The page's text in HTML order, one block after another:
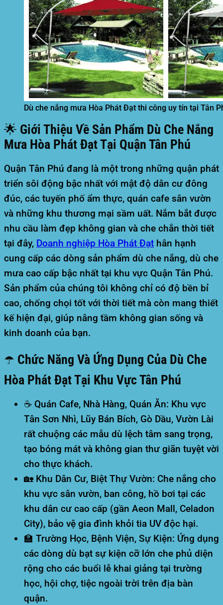
Dù che nắng mưa Hòa Phát Đạt thi công uy tín tại Tân
🌟 Giới Thiệu Về Sản Phẩm Dù Che Nắng
Mưa Hòa Phát Đạt Tại Quận Tân Phú
Quận Tân Phú đang là một trong những quận phát
triển sôi động bậc nhất với mật độ dân cư đông
đúc, các tuyến phố ẩm thực, quán cafe sân vườn
và những khu thương mại sầm uất. Nắm bắt được
nhu cầu làm đẹp không gian và che chắn thời tiết
tại đây, Doanh nghiệp Hòa Phát Đạt hân hạnh
cung cấp các dòng sản phẩm dù che nắng, dù che
mưa cao cấp bậc nhất tại khu vực Quận Tân Phú.
Sản phẩm của chúng tôi không chỉ có độ bền bỉ
cao, chống chọi tốt với thời tiết mà còn mang thiết
kế hiện đại, giúp nâng tầm không gian sống và
kinh doanh của bạn.
☂️ Chức Năng Và Ứng Dụng Của Dù Che
Hòa Phát Đạt Tại Khu Vực Tân Phú
☕ Quán Cafe, Nhà Hàng, Quán Ăn: Khu vực
Tân Sơn Nhì, Lũy Bán Bích, Gò Dầu, Vườn Lài
rất chuộng các mẫu dù lệch tâm sang trọng,
tạo bóng mát và không gian thư giãn tuyệt vời
cho thực khách.
🏡 Khu Dân Cư, Biệt Thự Vườn: Che nắng cho
khu vực sân vườn, ban công, hồ bơi tại các
khu dân cư cao cấp (gần Aeon Mall, Celadon
City), bảo vệ gia đình khỏi tia UV độc hại.
🏫 Trường Học, Bệnh Viện, Sự Kiện: Ứng dụng
các dòng dù bạt sự kiện cỡ lớn che phủ diện
rộng cho các buổi lễ khai giảng tại trường
học, hội chợ, tiệc ngoài trời trên địa bàn
quận.